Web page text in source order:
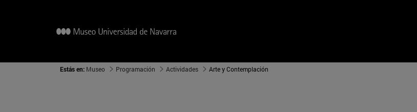
Estás en: Museo Programación Actividades Arte y Contemplación